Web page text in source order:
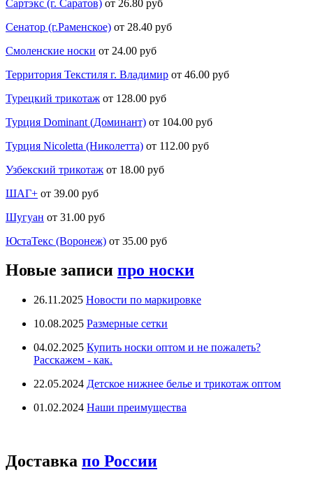
Сартэкс (г. Саратов) от 26.80 руб
Сенатор (г.Раменское) от 28.40 руб
Смоленские носки от 24.00 руб
Территория Текстиля г. Владимир от 46.00 руб
Турецкий трикотаж от 128.00 руб
Турция Dominant (Доминант) от 104.00 руб
Турция Nicoletta (Николетта) от 112.00 руб
Узбекский трикотаж от 18.00 руб
ШАГ+ от 39.00 руб
Шугуан от 31.00 руб
ЮстаТекс (Воронеж) от 35.00 руб
Новые записи про носки
26.11.2025 Новости по маркировке
10.08.2025 Размерные сетки
04.02.2025 Купить носки оптом и не пожалеть?
Расскажем - как.
22.05.2024 Детское нижнее белье и трикотаж оптом
01.02.2024 Наши преимущества
Доставка по России